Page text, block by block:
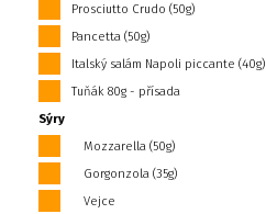
Prosciutto Crudo (50g)
Pancetta (50g)
Italský salám Napoli piccante (40g)
Tuňák 80g - přísada
Sýry
Mozzarella (50g)
Gorgonzola (35g)
Vejce